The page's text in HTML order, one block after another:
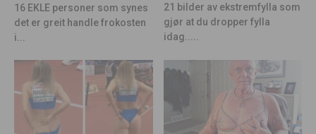
16 EKLE personer som synes
det er greit handle frokosten
i...
21 bilder av ekstremfylla som
gjør at du dropper fylla
idag.....